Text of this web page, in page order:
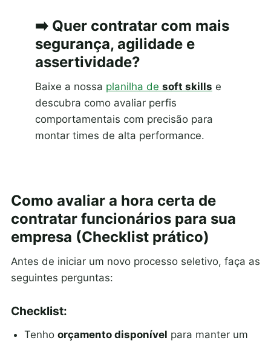
➡️ Quer contratar com mais
segurança, agilidade e
assertividade?
Baixe a nossa planilha de soft skills e
descubra como avaliar perfis
comportamentais com precisão para
montar times de alta performance.
Como avaliar a hora certa de
contratar funcionários para sua
empresa (Checklist prático)
Antes de iniciar um novo processo seletivo, faça as
seguintes perguntas:
Checklist:
Tenho orçamento disponível para manter um